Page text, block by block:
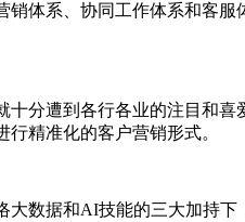
销体系、协同工作体系和客
分遭到各行各业的注目和
精准化的客户营销形式。
数据和AI技能的三大加持下